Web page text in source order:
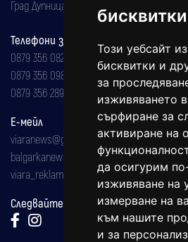
бисквитки
Този уебсайт
бисквитки и
за
изживяването
сърфиране за
активиране на
да осигурим
изживяване на
измерване на
към нашите
и за
Град Дупница, ул.''Христо Ботев" 43
Телефони за реклама и абонаменти
0879 356 082
0879 356 098
0879 356 289
Е-мейл
viaranews@gmail.com
balgarkanews@gmail.com
viara_reklama@mail.bg
Следвайте ни: